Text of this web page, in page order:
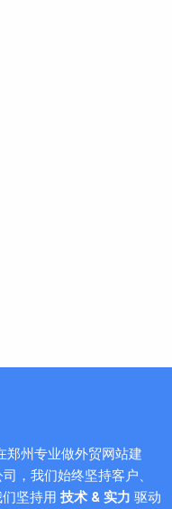
郑州专业做外贸网站建
，我们始终坚持客户、
坚持用 技术 & 实力 驱动